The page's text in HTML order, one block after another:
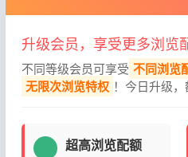
升级会员，享受更多浏览
不同等级会员可享受 不同浏览
无限次浏览特权 ！今日升级，
超高浏览配额